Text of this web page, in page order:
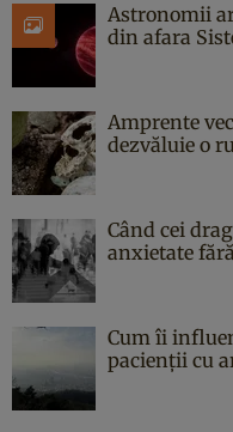
Astronomii
din afara
Amprente
dezvăluie o
Când cei
anxietate
Cum îi
pacienții cu